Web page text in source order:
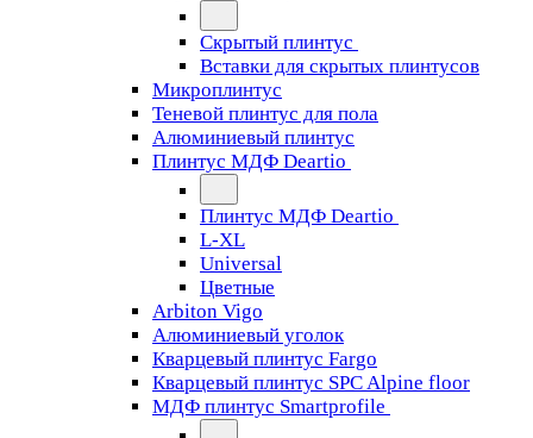
Скрытый плинтус
Вставки для скрытых плинтусов
Микроплинтус
Теневой плинтус для пола
Алюминиевый плинтус
Плинтус МДФ Deartio
Плинтус МДФ Deartio
L-XL
Universal
Цветные
Arbiton Vigo
Алюминиевый уголок
Кварцевый плинтус Fargo
Кварцевый плинтус SPC Alpine floor
МДФ плинтус Smartprofile